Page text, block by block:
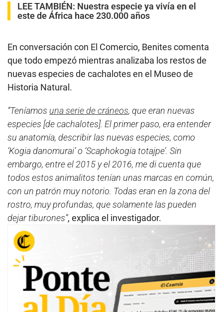
LEE TAMBIÉN: Nuestra especie ya vivía en el
este de África hace 230.000 años
En conversación con El Comercio, Benites comenta
que todo empezó mientras analizaba los restos de
nuevas especies de cachalotes en el Museo de
Historia Natural.
“Teníamos una serie de cráneos, que eran nuevas
especies [de cachalotes]. El primer paso, era entender
su anatomía, describir las nuevas especies, como
‘Kogia danomurai’ o ‘Scaphokogia totajpe’. Sin
embargo, entre el 2015 y el 2016, me di cuenta que
todos estos animalitos tenían unas marcas en común,
con un patrón muy notorio. Todas eran en la zona del
rostro, muy profundas, que solamente las pueden
dejar tiburones”, explica el investigador.